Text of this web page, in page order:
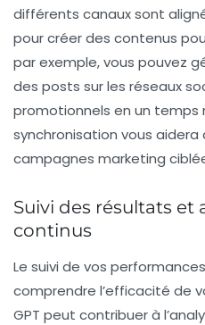
différents canaux sont
pour créer des contenus
par exemple, vous pouvez
des posts sur les réseaux
promotionnels en un temps
synchronisation vous aidera
campagnes marketing
Suivi des résultats et
continus
Le suivi de vos
comprendre l’efficacité de
GPT peut contribuer à